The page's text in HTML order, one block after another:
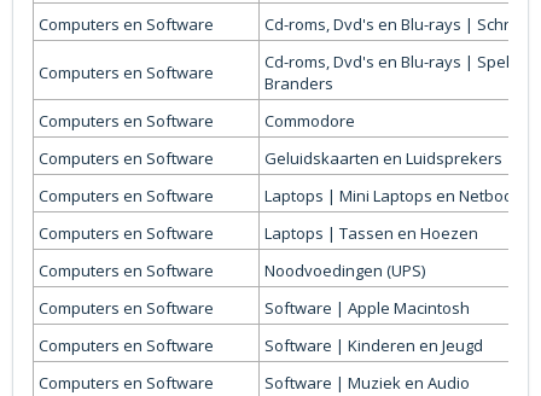
Computers en Software
Cd-roms, Dvd's en Blu-rays |
Computers en Software
Cd-roms, Dvd's en Blu-rays | Spelers
Branders
Computers en Software
Commodore
Computers en Software
Geluidskaarten en Luidsprekers
Computers en Software
Laptops | Mini Laptops en Netbooks
Computers en Software
Laptops | Tassen en Hoezen
Computers en Software
Noodvoedingen (UPS)
Computers en Software
Software | Apple Macintosh
Computers en Software
Software | Kinderen en Jeugd
Computers en Software
Software | Muziek en Audio